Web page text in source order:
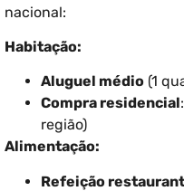
nacional:
Habitação:
Aluguel médio (1
Compra residencial
região)
Alimentação:
Refeição